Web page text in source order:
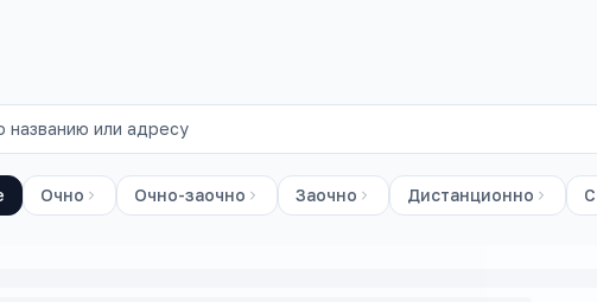
Очно Очно-заочно Заочно Дистанционно